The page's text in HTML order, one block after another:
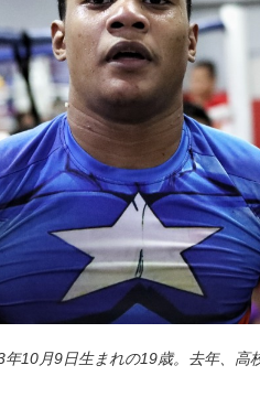
年10月9日生まれの19歳。去年、